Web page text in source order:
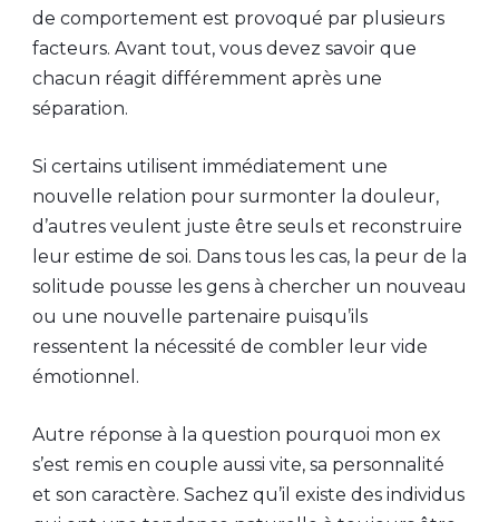
de comportement est provoqué par plusieurs
facteurs. Avant tout, vous devez savoir que
chacun réagit différemment après une
séparation.
Si certains utilisent immédiatement une
nouvelle relation pour surmonter la douleur,
d’autres veulent juste être seuls et reconstruire
leur estime de soi. Dans tous les cas, la peur de la
solitude pousse les gens à chercher un nouveau
ou une nouvelle partenaire puisqu’ils
ressentent la nécessité de combler leur vide
émotionnel.
Autre réponse à la question pourquoi mon ex
s’est remis en couple aussi vite, sa personnalité
et son caractère. Sachez qu’il existe des individus